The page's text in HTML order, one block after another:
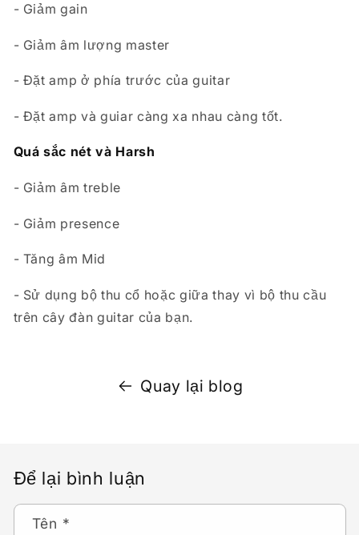
- Giảm gain
- Giảm âm lượng master
- Đặt amp ở phía trước của guitar
- Đặt amp và guiar càng xa nhau càng tốt.
Quá sắc nét và Harsh
- Giảm âm treble
- Giảm presence
- Tăng âm Mid
- Sử dụng bộ thu cổ hoặc giữa thay vì bộ thu cầu
trên cây đàn guitar của bạn.
Quay lại blog
Để lại bình luận
Tên *